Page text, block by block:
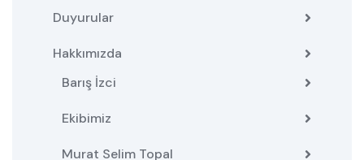
Duyurular
Hakkımızda
Barış İzci
Ekibimiz
Murat Selim Topal